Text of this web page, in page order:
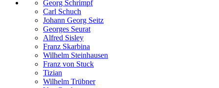
Georg Schrimpf
Carl Schuch
Johann Georg Seitz
Georges Seurat
Alfred Sisley
Franz Skarbina
Wilhelm Steinhausen
Franz von Stuck
Tizian
Wilhelm Trübner